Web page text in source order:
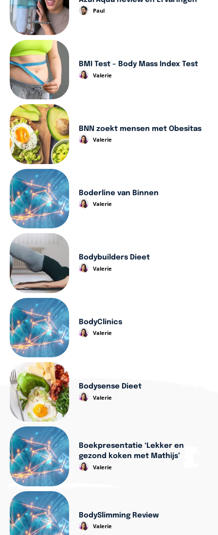
Paul
BMI Test – Body Mass Index Test
Valerie
BNN zoekt mensen met Obesitas
Valerie
Boderline van Binnen
Valerie
Bodybuilders Dieet
Valerie
BodyClinics
Valerie
Bodysense Dieet
Valerie
Boekpresentatie ‘Lekker en
gezond koken met Mathijs’
Valerie
BodySlimming Review
Valerie